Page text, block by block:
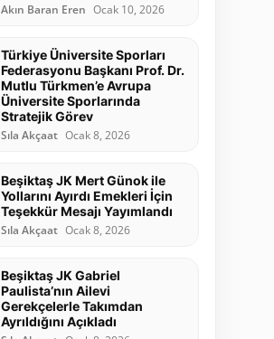
Akın Baran Eren Ocak 10, 2026
Türkiye Üniversite Sporları
Federasyonu Başkanı Prof. Dr.
Mutlu Türkmen’e Avrupa
Üniversite Sporlarında
Stratejik Görev
Sıla Akçaat Ocak 8, 2026
Beşiktaş JK Mert Günok ile
Yollarını Ayırdı Emekleri İçin
Teşekkür Mesajı Yayımlandı
Sıla Akçaat Ocak 8, 2026
Beşiktaş JK Gabriel
Paulista’nın Ailevi
Gerekçelerle Takımdan
Ayrıldığını Açıkladı